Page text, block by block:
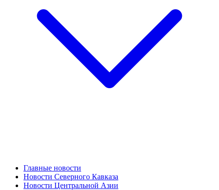
Главные новости
Новости Северного Кавказа
Новости Центральной Азии